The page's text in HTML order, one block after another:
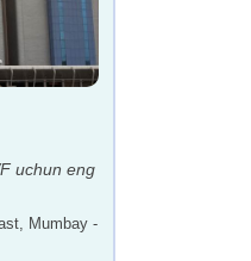
uchun eng
Mumbay -